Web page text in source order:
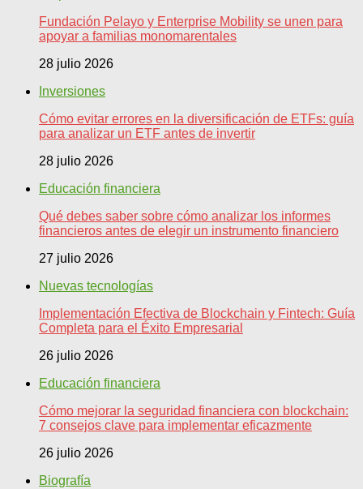
Fundación Pelayo y Enterprise Mobility se unen para
apoyar a familias monomarentales
28 julio 2026
Inversiones
Cómo evitar errores en la diversificación de ETFs: guía
para analizar un ETF antes de invertir
28 julio 2026
Educación financiera
Qué debes saber sobre cómo analizar los informes
financieros antes de elegir un instrumento financiero
27 julio 2026
Nuevas tecnologías
Implementación Efectiva de Blockchain y Fintech: Guía
Completa para el Éxito Empresarial
26 julio 2026
Educación financiera
Cómo mejorar la seguridad financiera con blockchain:
7 consejos clave para implementar eficazmente
26 julio 2026
Biografía